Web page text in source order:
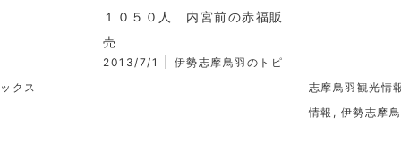
１０５０人 内宮前の赤福販
売
2013/7/1
伊勢志摩鳥羽のトピ
ックス
志摩鳥羽観光情
情報 , 伊勢志摩